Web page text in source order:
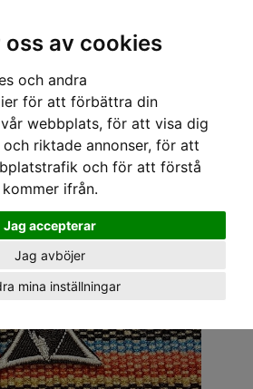
av cookies
och andra
för att förbättra din
webbplats, för att visa dig
riktade annonser, för att
och för att förstå
ifrån.
Jag accepterar
Jag avböjer
mina inställningar
› TYGMÄRKE - EVIL MALTESER